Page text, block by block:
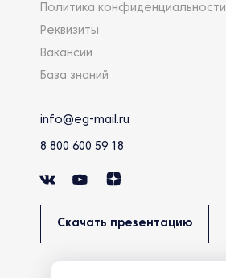
Политика конфиденциальности
Реквизиты
Вакансии
База знаний
info@eg-mail.ru
8 800 600 59 18
Скачать презентацию